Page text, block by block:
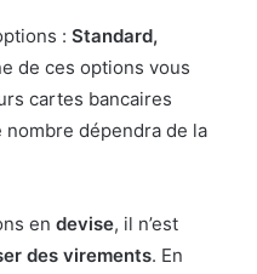
: Standard,
de ces options vous
cartes bancaires
dépendra de la
en devise, il n’est
des virements. En